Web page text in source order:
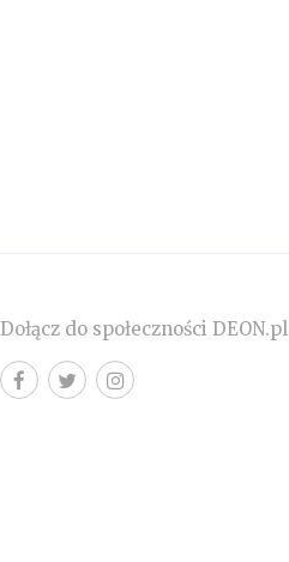
Dołącz do społeczności DEON.pl